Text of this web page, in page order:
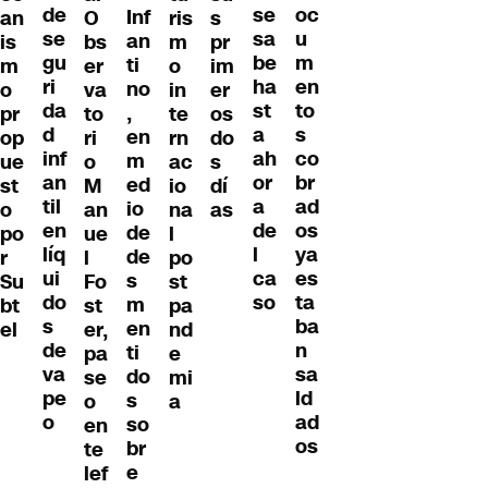
an
is
m
o
pr
op
ue
st
o
po
r
Su
bt
el
de
se
gu
ri
da
d
inf
an
til
en
líq
ui
do
s
de
va
pe
o
O
bs
er
va
to
ri
o
M
an
ue
l
Fo
st
er,
pa
se
o
en
te
lef
Inf
an
ti
no
,
en
m
ed
io
de
de
s
m
en
ti
do
s
so
br
e
ris
m
o
in
te
rn
ac
io
na
l
po
st
pa
nd
e
mi
a
s
pr
im
er
os
do
s
dí
as
se
sa
be
ha
st
a
ah
or
a
de
l
ca
so
oc
u
m
en
to
s
co
br
ad
os
ya
es
ta
ba
n
sa
ld
ad
os